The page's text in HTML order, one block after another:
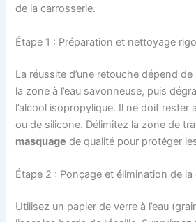
de la carrosserie.
Étape 1 : Préparation et nettoyage
La réussite d’une retouche dépend
la zone à l’eau savonneuse, puis
l’alcool isopropylique. Il ne doit rester
ou de silicone. Délimitez la zone de
masquage de qualité pour protéger
Étape 2 : Ponçage et élimination de
Utilisez un papier de verre à l’eau